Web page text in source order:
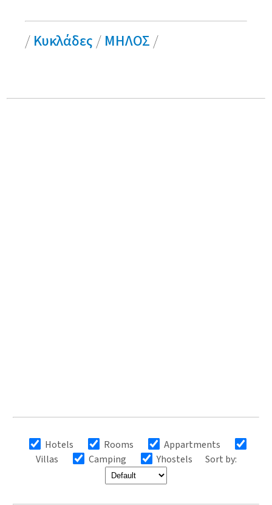
/ Κυκλάδες / ΜΗΛΟΣ /
Hotels Rooms
Appartments
Villas
Camping Yhostels Sort by: